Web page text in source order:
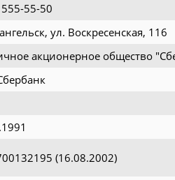
55-50
ул. Воскресенская, 116
акционерное общество
(16.08.2002)